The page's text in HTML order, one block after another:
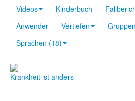
Videos Kinderbuch
Anwender
Vertiefen Gruppen
Sprachen (18)
Krankheit ist anders